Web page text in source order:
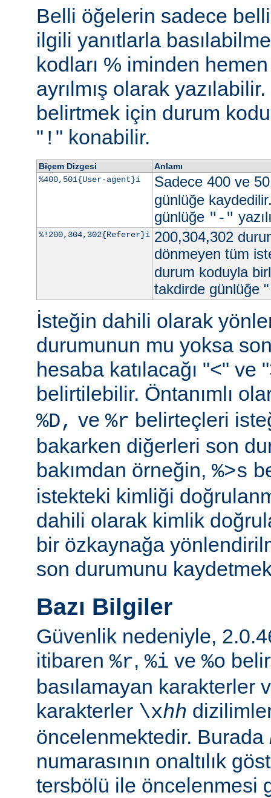
Belli öğelerin sadece
ilgili yanıtlarla
kodları % iminden
ayrılmış olarak
belirtmek için durum
" ! " konabilir.
Biçem Dizgesi
Anlamı
%400,501{User-agent}i
Sadece 400 ve
günlüğe
günlüğe "-"
%!200,304,302{Referer}i 200,304,302
dönmeyen tüm
durum koduyla
takdirde günlüğe "
İsteğin dahili olarak
durumunun mu yoksa
hesaba katılacağı "<"
belirtilebilir. Öntanımlı
%D, ve %r belirteçleri
bakarken diğerleri son
bakımdan örneğin, %>s
istekteki kimliği
dahili olarak kimlik
bir özkaynağa
son durumunu
Bazı Bilgiler
Güvenlik nedeniyle,
itibaren %r, %i ve %o
basılamayan karakterler
karakterler \xhh
öncelenmektedir. Burada
numarasının onaltılık
tersbölü ile öncelenmesi